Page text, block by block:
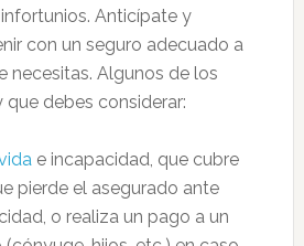
Anticípate y
con un seguro adecuado a
necesitas. Algunos de los
que debes considerar:
e incapacidad, que cubre
pierde el asegurado ante
o realiza un pago a un